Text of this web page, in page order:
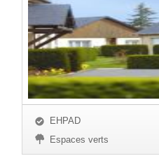
EHPAD
Espaces verts